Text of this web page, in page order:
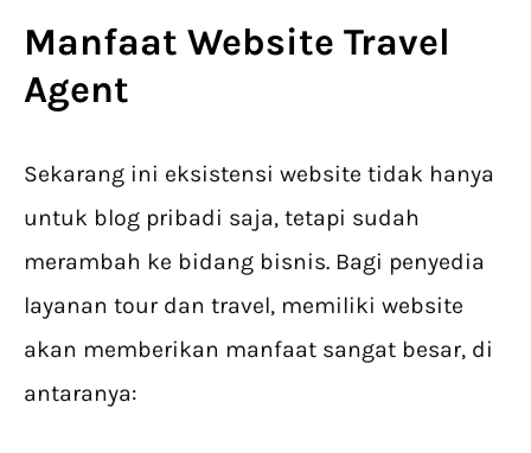
Manfaat Website Travel
Agent
Sekarang ini eksistensi website tidak hanya
untuk blog pribadi saja, tetapi sudah
merambah ke bidang bisnis. Bagi penyedia
layanan tour dan travel, memiliki website
akan memberikan manfaat sangat besar, di
antaranya: